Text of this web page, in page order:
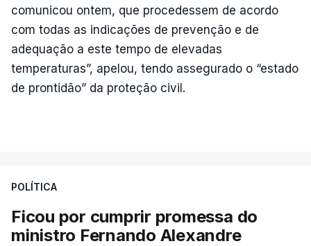
comunicou ontem, que procedessem de acordo
com todas as indicações de prevenção e de
adequação a este tempo de elevadas
temperaturas”, apelou, tendo assegurado o “estado
de prontidão” da proteção civil.
POLÍTICA
Ficou por cumprir promessa do
ministro Fernando Alexandre